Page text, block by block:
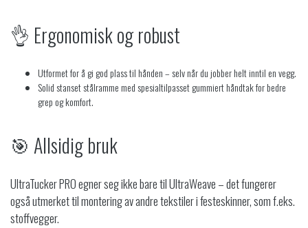
👌 Ergonomisk og robust
Utformet for å gi god plass til hånden – selv når du jobber helt inntil en vegg.
Solid stanset stålramme med spesialtilpasset gummiert håndtak for bedre
grep og komfort.
🎯 Allsidig bruk
UltraTucker PRO egner seg ikke bare til UltraWeave – det fungerer
også utmerket til montering av andre tekstiler i festeskinner, som f.eks.
stoffvegger.